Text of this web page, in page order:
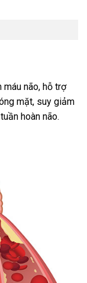
máu não, hỗ trợ
mặt, suy giảm
hoàn não.